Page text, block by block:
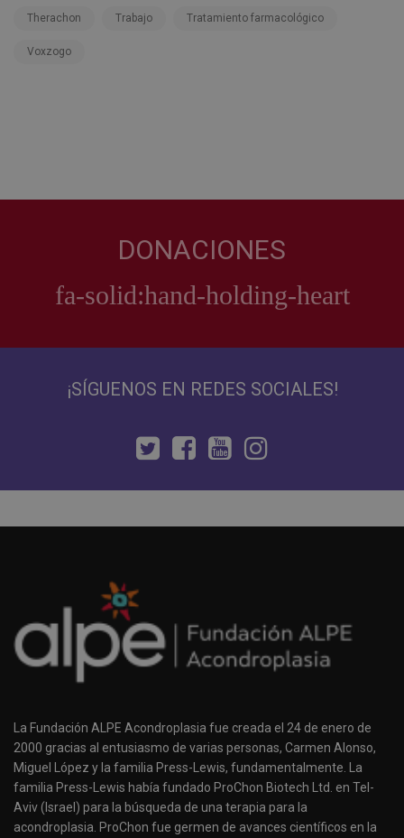
Therachon Trabajo Tratamiento farmacológico
Voxzogo
DONACIONES
¡SÍGUENOS EN REDES SOCIALES!
La Fundación ALPE Acondroplasia fue creada el 24 de enero de
2000 gracias al entusiasmo de varias personas, Carmen Alonso,
Miguel López y la familia Press-Lewis, fundamentalmente. La
familia Press-Lewis había fundado ProChon Biotech Ltd. en Tel-
Aviv (Israel) para la búsqueda de una terapia para la
acondroplasia. ProChon fue germen de avances científicos en la